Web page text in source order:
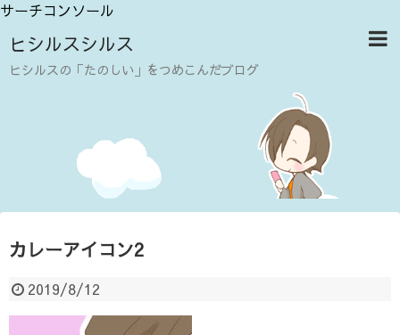
サーチコンソール
ヒシルスシルス
ヒシルスの「たのしい」をつめこんだブログ
カレーアイコン2
2019/8/12